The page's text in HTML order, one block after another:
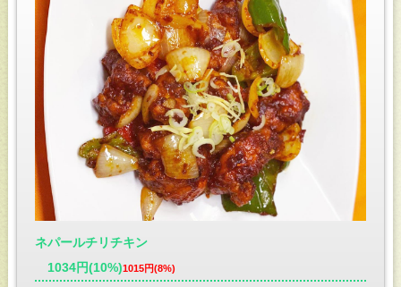
ネパールチリチキン
1034円(10%)1015円(8%)